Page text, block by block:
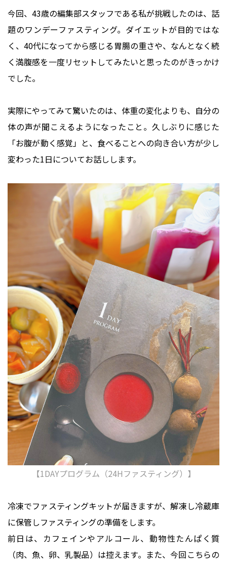
今回、43歳の編集部スタッフである私が挑戦したのは、話
題のワンデーファスティング。ダイエットが目的ではな
く、40代になってから感じる胃腸の重さや、なんとなく続
く満腹感を一度リセットしてみたいと思ったのがきっかけ
でした。
実際にやってみて驚いたのは、体重の変化よりも、自分の
体の声が聞こえるようになったこと。久しぶりに感じた
「お腹が動く感覚」と、食べることへの向き合い方が少し
変わった1日についてお話しします。
【1DAYプログラム（24Hファスティング）】
冷凍でファスティングキットが届きますが、解凍し冷蔵庫
に保管しファスティングの準備をします。
前日は、カフェインやアルコール、動物性たんぱく質
（肉、魚、卵、乳製品）は控えます。また、今回こちらの